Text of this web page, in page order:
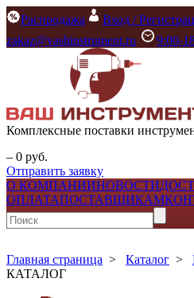
Распродажа Вход /
zakaz@vashinstrument.ru
9:00-
Комплексные поставки
– 0 руб.
Отправить заявку
О КОМПАНИИНОВОСТИ
ОПЛАТАПОСТАВЩИКАМ
Главная страница > Каталог >
КАТАЛОГ